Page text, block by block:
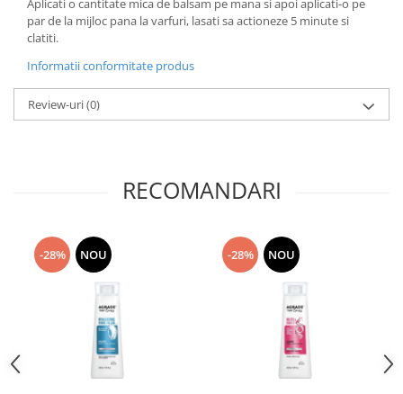
par de la mijloc pana la varfuri, lasati sa actioneze 5 minute si
clatiti.
Informatii conformitate produs
Review-uri(0)
RECOMANDARI
-28% NOU -28% NOU